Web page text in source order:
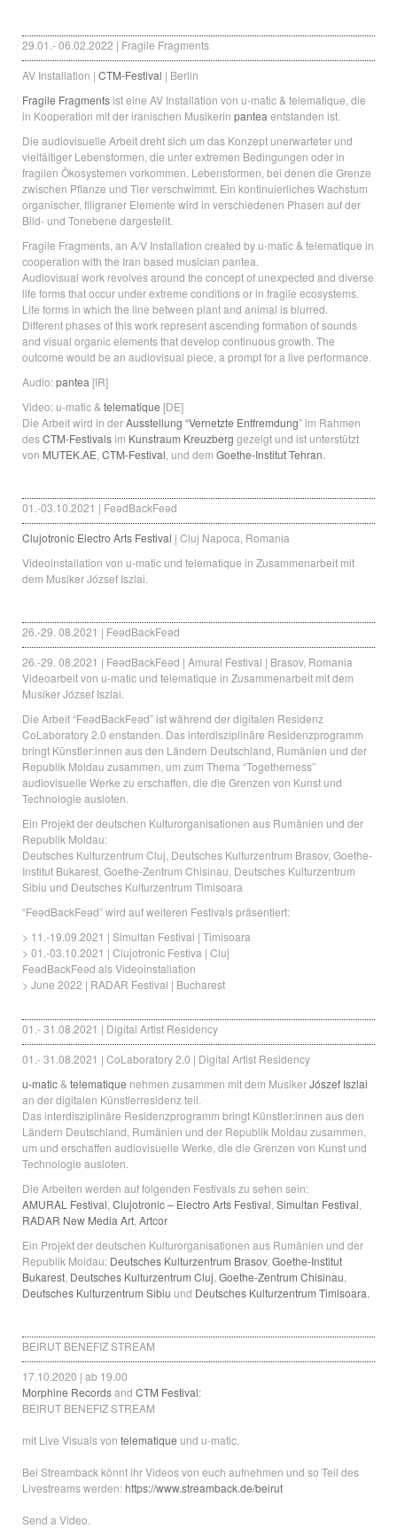
29.01.- 06.02.2022 | Fragile Fragments
AV Installation | CTM-Festival | Berlin
Fragile Fragmentsist eine AV Installation von u-matic & telematique, die
in Kooperation mit der iranischen Musikerin pantea entstanden ist.
Die audiovisuelle Arbeit dreht sich um das Konzept unerwarteter und
vielfältiger Lebensformen, die unter extremen Bedingungen oder in
fragilen Ökosystemen vorkommen. Lebensformen, bei denen die Grenze
zwischen Pflanze und Tier verschwimmt. Ein kontinuierliches Wachstum
organischer, filigraner Elemente wird in verschiedenen Phasen auf der
Bild- und Tonebene dargestellt.
Fragile Fragments, an A/V Installation created by u-matic & telematique in
cooperation with the Iran based musician pantea.
Audiovisual work revolves around the concept of unexpected and diverse
life forms that occur under extreme conditions or in fragile ecosystems.
Life forms in which the line between plant and animal is blurred.
Different phases of this work represent ascending formation of sounds
and visual organic elements that develop continuous growth. The
outcome would be an audiovisual piece, a prompt for a live performance.
Audio:pantea [IR]
Video: u-matic & telematique [DE]
Die Arbeit wird in derAusstellung “Vernetzte Entfremdung” im Rahmen
desCTM-Festivalsim Kunstraum Kreuzberg gezeigt und ist unterstützt
von MUTEK.AE CTM-Festival , und dem Goethe-Institut Tehran
01.-03.10.2021 | FeǝdBackFeǝd
Clujotronic Electro Arts Festival | Cluj Napoca, Romania
Videoinstallation von u-matic und telematique in Zusammenarbeit mit
dem Musiker József Iszlai.
26.-29. 08.2021 | FeǝdBackFeǝd
26.-29. 08.2021 | FeǝdBackFeǝd | Amural Festival | Brasov, Romania
Videoarbeit von u-matic und telematique in Zusammenarbeit mit dem
Musiker József Iszlai.
Die Arbeit “FeǝdBackFeǝd” ist während der digitalen Residenz
CoLaboratory 2.0 enstanden. Das interdisziplinäre Residenzprogramm
bringt Künstler:innen aus den Ländern Deutschland, Rumänien und der
Republik Moldau zusammen, um zum Thema “Togetherness”
audiovisuelle Werke zu erschaffen, die die Grenzen von Kunst und
Technologie ausloten.
Ein Projekt der deutschen Kulturorganisationen aus Rumänien und der
Republik Moldau:
Deutsches Kulturzentrum Cluj, Deutsches Kulturzentrum Brasov, Goethe-
Institut Bukarest, Goethe-Zentrum Chisinau, Deutsches Kulturzentrum
Sibiu und Deutsches Kulturzentrum Timisoara
“FeǝdBackFeǝd” wird auf weiteren Festivals präsentiert:
> 11.-19.09.2021 | Simultan Festival | Timisoara
> 01.-03.10.2021 | Clujotronic Festiva | Cluj
FeǝdBackFeǝd als Videoinstallation
> June 2022 | RADAR Festival | Bucharest
01.- 31.08.2021 | Digital Artist Residency
01.- 31.08.2021 | CoLaboratory 2.0 | Digital Artist Residency
u-matic& telematique nehmen zusammen mit dem MusikerJószef Iszlai
an der digitalen Künstlerresidenz teil.
Das interdisziplinäre Residenzprogramm bringt Künstler:innen aus den
Ländern Deutschland, Rumänien und der Republik Moldau zusammen,
um und erschaffen audiovisuelle Werke, die die Grenzen von Kunst und
Technologie ausloten.
Die Arbeiten werden auf folgenden Festivals zu sehen sein:
AMURAL Festival Clujotronic – Electro Arts Festival Simultan Festival
RADAR New Media Art Artcor
Ein Projekt der deutschen Kulturorganisationen aus Rumänien und der
Republik Moldau: Deutsches Kulturzentrum Brasov, Goethe-Institut
Bukarest Deutsches Kulturzentrum Cluj Goethe-Zentrum Chisinau
Deutsches Kulturzentrum Sibiu und Deutsches Kulturzentrum Timisoara.
BEIRUT BENEFIZ STREAM
17.10.2020 | ab 19.00
Morphine Recordsand CTM Festival:
BEIRUT BENEFIZ STREAM
mit Live Visuals von telematique und u-matic.
Bei Streamback könnt ihr Videos von euch aufnehmen und so Teil des
Livestreams werden:https://www.streamback.de/beirut
Send a Video.